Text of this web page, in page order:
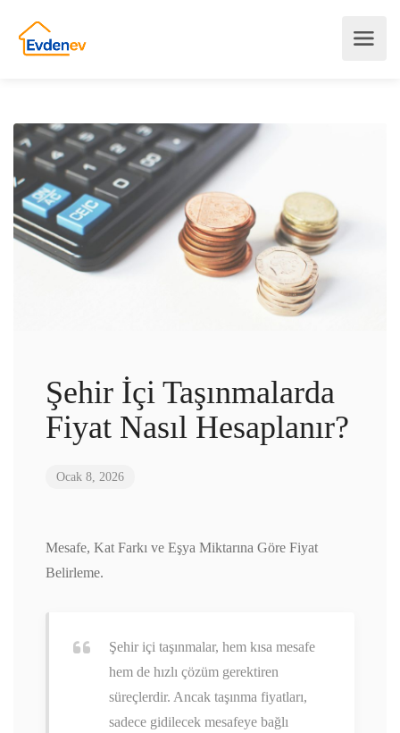
Şehir İçi Taşınmalarda
Fiyat Nasıl Hesaplanır?
Ocak 8, 2026
Mesafe, Kat Farkı ve Eşya Miktarına Göre Fiyat
Belirleme.
Şehir içi taşınmalar, hem kısa mesafe
hem de hızlı çözüm gerektiren
süreçlerdir. Ancak taşınma fiyatları,
sadece gidilecek mesafeye bağlı